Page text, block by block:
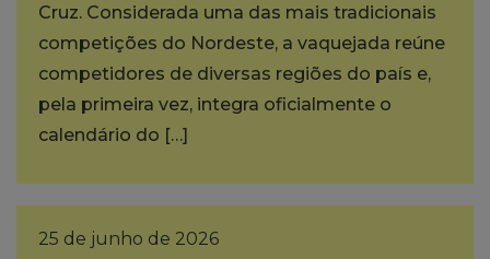
Cruz. Considerada uma das mais tradicionais
competições do Nordeste, a vaquejada reúne
competidores de diversas regiões do país e,
pela primeira vez, integra oficialmente o
calendário do […]
25 de junho de 2026